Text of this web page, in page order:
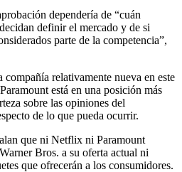
dependería de “cuán
definir el mercado y de si
parte de la competencia”,
relativamente nueva en este
está en una posición más
sobre las opiniones del
de lo que pueda ocurrir.
que ni Netflix ni Paramount
Bros. a su oferta actual ni
que ofrecerán a los consumidores.